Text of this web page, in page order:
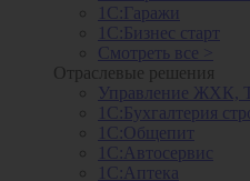
1С:Гаражи
1С:Бизнес старт
Смотреть все >
Отраслевые решения
Управление
1С:Бухгалтерия
1С:Общепит
1С:Автосервис
1С:Аптека